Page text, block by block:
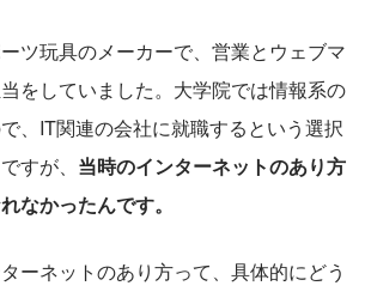
ツ玩具のメーカーで、営業とウェブマ
をしていました。大学院では情報系の
、IT関連の会社に就職するという選択
すが、 当時のインターネットのあり方
なかったんです。
ーネットのあり方って、具体的にどう